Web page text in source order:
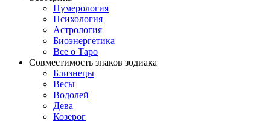
Нумерология
Психология
Астрология
Биоэнергетика
Все о Таро
Совместимость знаков зодиака
Близнецы
Весы
Водолей
Дева
Козерог